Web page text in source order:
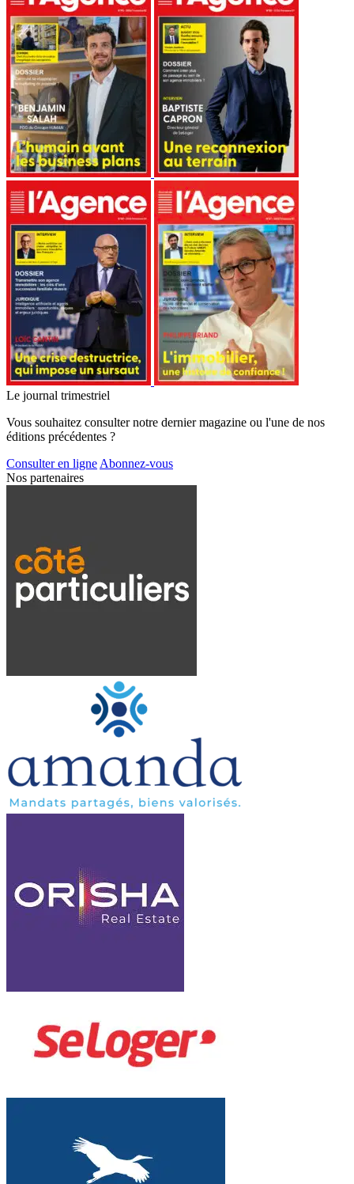
Le journal trimestriel
Vous souhaitez consulter notre dernier magazine ou l'une de nos
éditions précédentes ?
Consulter en ligne Abonnez-vous
Nos partenaires